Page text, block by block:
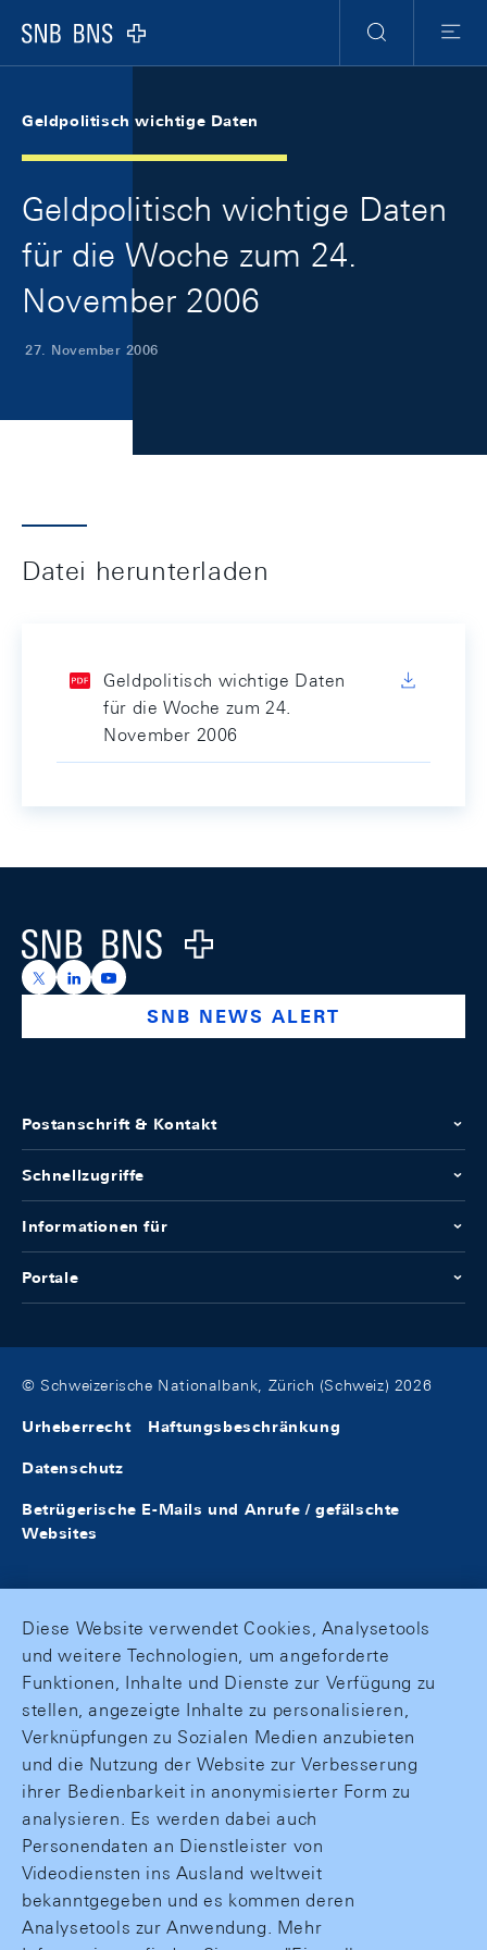
Logo
Suche
Menu
Geldpolitisch wichtige Daten
Geldpolitisch wichtige Daten
für die Woche zum 24.
November 2006
27. November 2006
Datei herunterladen
Geldpolitisch wichtige Daten
für die Woche zum 24.
November 2006
Logo
https://x.com/snb_bns
https://ch.linkedin.com/company/swiss-national-
https://www.youtube.com/@swissnationalbank
SNB NEWS ALERT
Postanschrift & Kontakt
Schnellzugriffe
Informationen für
Portale
© Schweizerische Nationalbank, Zürich (Schweiz) 2026
Urheberrecht Haftungsbeschränkung
Datenschutz
Betrügerische E-Mails und Anrufe / gefälschte
Websites
Diese Website verwendet Cookies, Analysetools
und weitere Technologien, um angeforderte
Funktionen, Inhalte und Dienste zur Verfügung zu
stellen, angezeigte Inhalte zu personalisieren,
Verknüpfungen zu Sozialen Medien anzubieten
und die Nutzung der Website zur Verbesserung
ihrer Bedienbarkeit in anonymisierter Form zu
analysieren. Es werden dabei auch
Personendaten an Dienstleister von
Videodiensten ins Ausland weltweit
bekanntgegeben und es kommen deren
Analysetools zur Anwendung. Mehr